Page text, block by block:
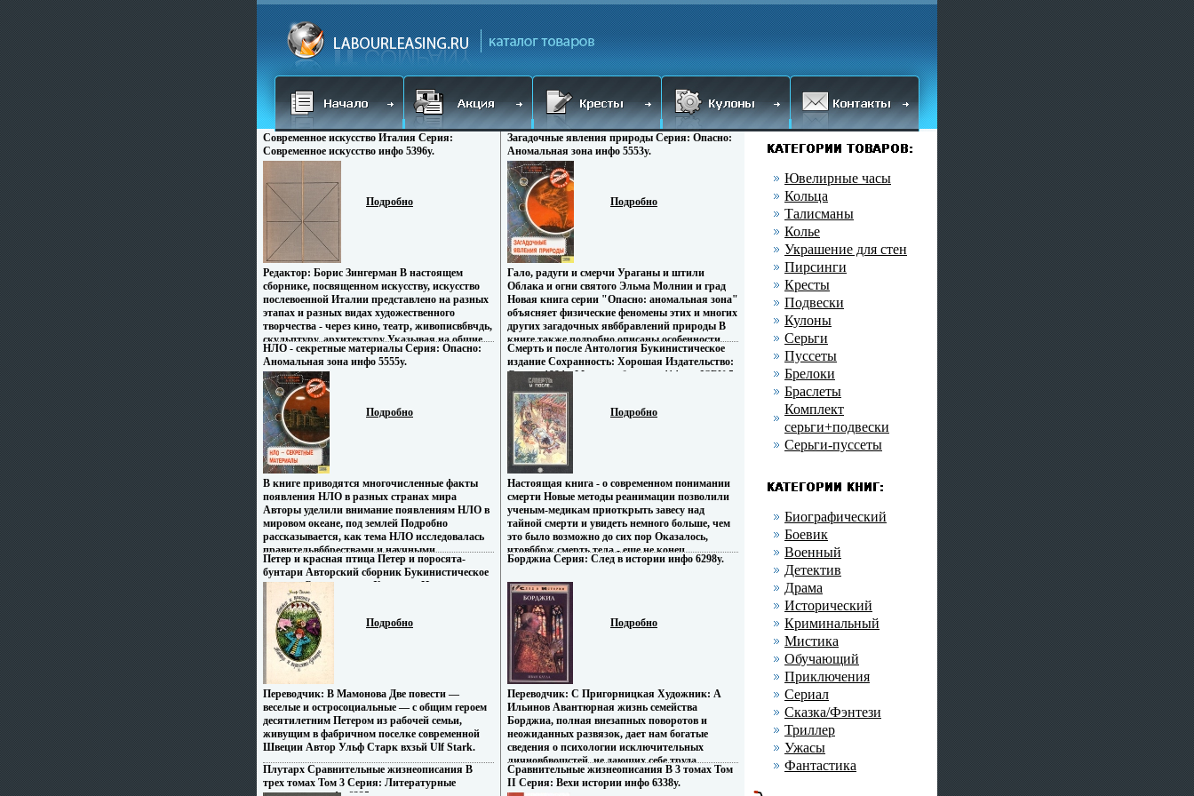
Современное искусство Италия Серия:
Современное искусство инфо 5396y.
Подробно
Редактор: Борис Зингерман В настоящем
сборнике, посвященном искусству, искусство
послевоенной Италии представлено на разных
этапах и разных видах художественного
творчества - через кино, театр, живописвбвчдь,
скульптуру, архитектуру Указывая на общие,
наиболее плодотворные и стойкие тенденции
современного итальянского искусства, авторы
сборника стремились вместе с тем дать
читателю достаточно отчетливое
представление и о наиболее значительных его
представителях Изданиевмьпп дополнено
множеством иллюстраций.
НЛО - секретные материалы Серия: Опасно:
Аномальная зона инфо 5555y.
Подробно
В книге приводятся многочисленные факты
появления НЛО в разных странах мира
Авторы уделили внимание появлениям НЛО в
мировом океане, под землей Подробно
рассказывается, как тема НЛО исследовалась
правительвббрествами и научными
организациями Кстати, часть материалов еще
до недавнего времени носила секретный
характер! Авторы сделали упор именно на
изложении фактов, а не на их трактовке,
оставляя эту нелегкую миссию
заинтересованному читателю Книга
предназначена для широкоговмысф круга
читателей Авторы Галина Железняк Андрей
Козка.
Петер и красная птица Петер и поросята-
бунтари Авторский сборник Букинистическое
издание Сохранность: Хорошая Издательство:
Детская литература Москва, 1981 г Твердый
переплет, 186 стр инфо 6234y.
Подробно
Переводчик: В Мамонова Две повести —
веселые и остросоциальные — с общим героем
десятилетним Петером из рабочей семьи,
живущим в фабричном поселке современной
Швеции Автор Ульф Старк вхзьй Ulf Stark.
Плутарх Сравнительные жизнеописания В
трех томах Том 3 Серия: Литературные
Загадочные явления природы Серия: Опасно:
Аномальная зона инфо 5553y.
Подробно
Гало, радуги и смерчи Ураганы и штили
Облака и огни святого Эльма Молнии и град
Новая книга серии "Опасно: аномальная зона"
объясняет физические феномены этих и многих
других загадочных явббравлений природы В
книге также подробно описаны особенности
ночных наблюдений и методика, которой
следует руководствоваться при наблюдениях
НЛО Для широкого круга читателей Авторы
Галина Железняк Андрей Козка.
Смерть и после Антология Букинистическое
издание Сохранность: Хорошая Издательство:
Спикс, 1994 г Мягкая обложка, 414 стр ISBN 5-
7288-0020-3 Тираж: 50000 экз Формат:
84x108/32 (~130х205 мм) инфо 5556y.
Подробно
Настоящая книга - о современном понимании
смерти Новые методы реанимации позволили
ученым-медикам приоткрыть завесу над
тайной смерти и увидеть немного больше, чем
это было возможно до сих пор Оказалось,
чтовббрж смерть тела - еще не конец
существования личности Какая-то часть
продолжает жить в новых условиях Раз смерть
не конец, то смысл жизни на земле должен
восприниматься по-иному В издание вошли
работы: Петра Калиновсквмысшого "Смерть и
после…", Артура Форда "Жизнь после
смерти" и Раймонда Муди "После смерти"
Авторы Артур Форд Arthur Ford Раймонд
Муди Петр Калиновский.
Борджиа Серия: След в истории инфо 6298y.
Подробно
Переводчик: С Пригорницкая Художник: А
Ильинов Авантюрная жизнь семейства
Борджиа, полная внезапных поворотов и
неожиданных развязок, дает нам богатые
сведения о психологии исключительных
личновбвощстей, не дающих себе труда
сдержать порывы своих страстей Но их
история интересна еще и тем, что их судьба
Сравнительные жизнеописания В 3 томах Том
II Серия: Вехи истории инфо 6338y.
Ювелирные часы
Кольца
Талисманы
Колье
Украшение для стен
Пирсинги
Кресты
Подвески
Кулоны
Серьги
Пуссеты
Брелоки
Браслеты
Комплект
серьги+подвески
Серьги-пуссеты
Биографический
Боевик
Военный
Детектив
Драма
Исторический
Криминальный
Мистика
Обучающий
Приключения
Сериал
Сказка/Фэнтези
Триллер
Ужасы
Фантастика